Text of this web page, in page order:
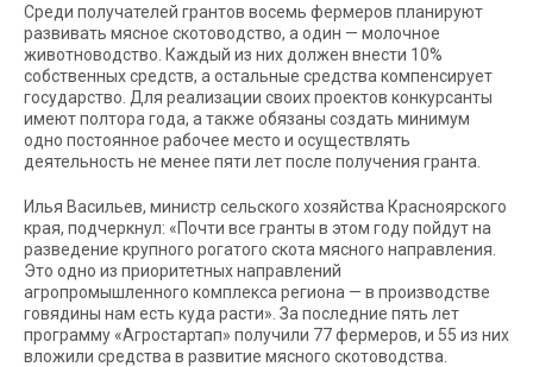
Среди получателей грантов восемь фермеров планируют
развивать мясное скотоводство, а один — молочное
животноводство. Каждый из них должен внести 10%
собственных средств, а остальные средства компенсирует
государство. Для реализации своих проектов конкурсанты
имеют полтора года, а также обязаны создать минимум
одно постоянное рабочее место и осуществлять
деятельность не менее пяти лет после получения гранта.
Илья Васильев, министр сельского хозяйства Красноярского
края, подчеркнул: «Почти все гранты в этом году пойдут на
разведение крупного рогатого скота мясного направления.
Это одно из приоритетных направлений
агропромышленного комплекса региона — в производстве
говядины нам есть куда расти». За последние пять лет
программу «Агростартап» получили 77 фермеров, и 55 из них
вложили средства в развитие мясного скотоводства.